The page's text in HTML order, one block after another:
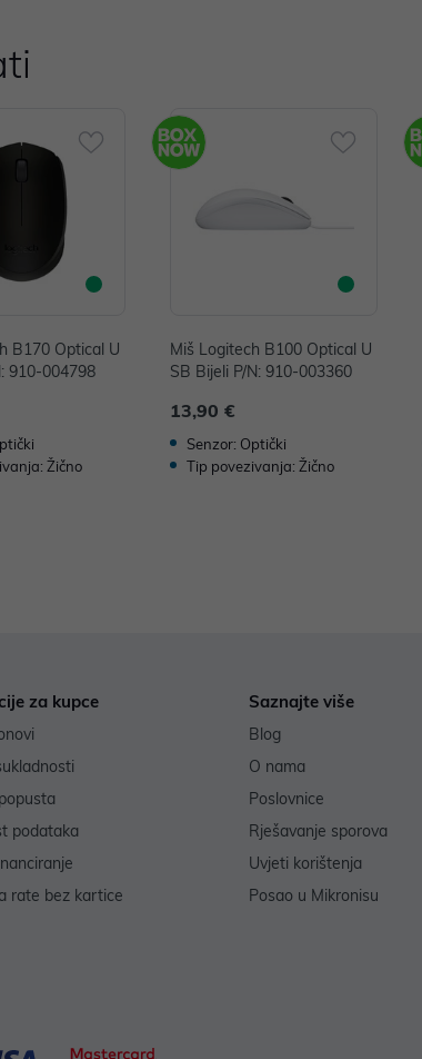
B170 Optical U
910-004798
Žično
Miš Logitech B100 Optical U
SB Bijeli P/N: 910-003360
13,90 €
Senzor: Optički
Tip povezivanja: Žično
za kupce
podataka
rate bez kartice
Saznajte više
Blog
O nama
Poslovnice
Rješavanje sporova
Uvjeti korištenja
Posao u Mikronisu